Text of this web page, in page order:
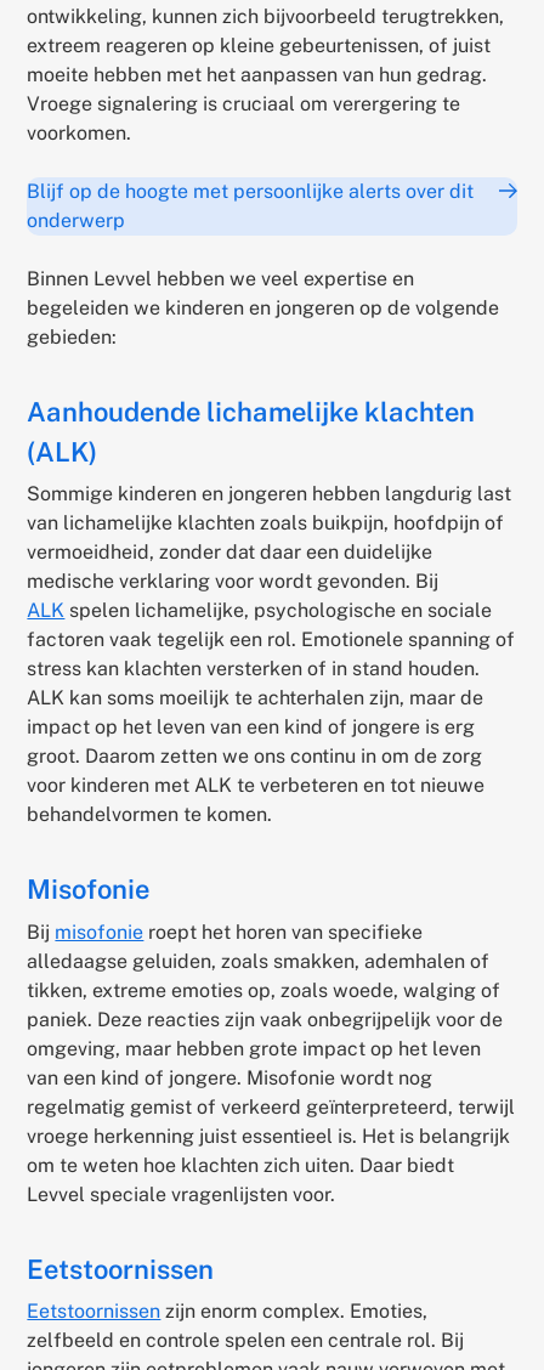
ontwikkeling, kunnen zich bijvoorbeeld terugtrekken,
extreem reageren op kleine gebeurtenissen, of juist
moeite hebben met het aanpassen van hun gedrag.
Vroege signalering is cruciaal om verergering te
voorkomen.
Blijf op de hoogte met persoonlijke alerts over dit
onderwerp
Binnen Levvel hebben we veel expertise en
begeleiden we kinderen en jongeren op de volgende
gebieden:
Aanhoudende lichamelijke klachten
(ALK)
Sommige kinderen en jongeren hebben langdurig last
van lichamelijke klachten zoals buikpijn, hoofdpijn of
vermoeidheid, zonder dat daar een duidelijke
medische verklaring voor wordt gevonden. Bij
ALK spelen lichamelijke, psychologische en sociale
factoren vaak tegelijk een rol. Emotionele spanning of
stress kan klachten versterken of in stand houden.
ALK kan soms moeilijk te achterhalen zijn, maar de
impact op het leven van een kind of jongere is erg
groot. Daarom zetten we ons continu in om de zorg
voor kinderen met ALK te verbeteren en tot nieuwe
behandelvormen te komen.
Misofonie
Bij misofonie roept het horen van specifieke
alledaagse geluiden, zoals smakken, ademhalen of
tikken, extreme emoties op, zoals woede, walging of
paniek. Deze reacties zijn vaak onbegrijpelijk voor de
omgeving, maar hebben grote impact op het leven
van een kind of jongere. Misofonie wordt nog
regelmatig gemist of verkeerd geïnterpreteerd, terwijl
vroege herkenning juist essentieel is. Het is belangrijk
om te weten hoe klachten zich uiten. Daar biedt
Levvel speciale vragenlijsten voor.
Eetstoornissen
Eetstoornissen zijn enorm complex. Emoties,
zelfbeeld en controle spelen een centrale rol. Bij